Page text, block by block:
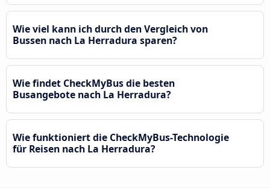
Wie viel kann ich durch den Vergleich von
Bussen nach La Herradura sparen?
Wie findet CheckMyBus die besten
Busangebote nach La Herradura?
Wie funktioniert die CheckMyBus-Technologie
für Reisen nach La Herradura?